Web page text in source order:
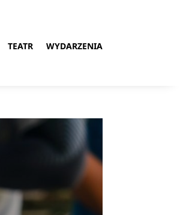
TEATR WYDARZENIA